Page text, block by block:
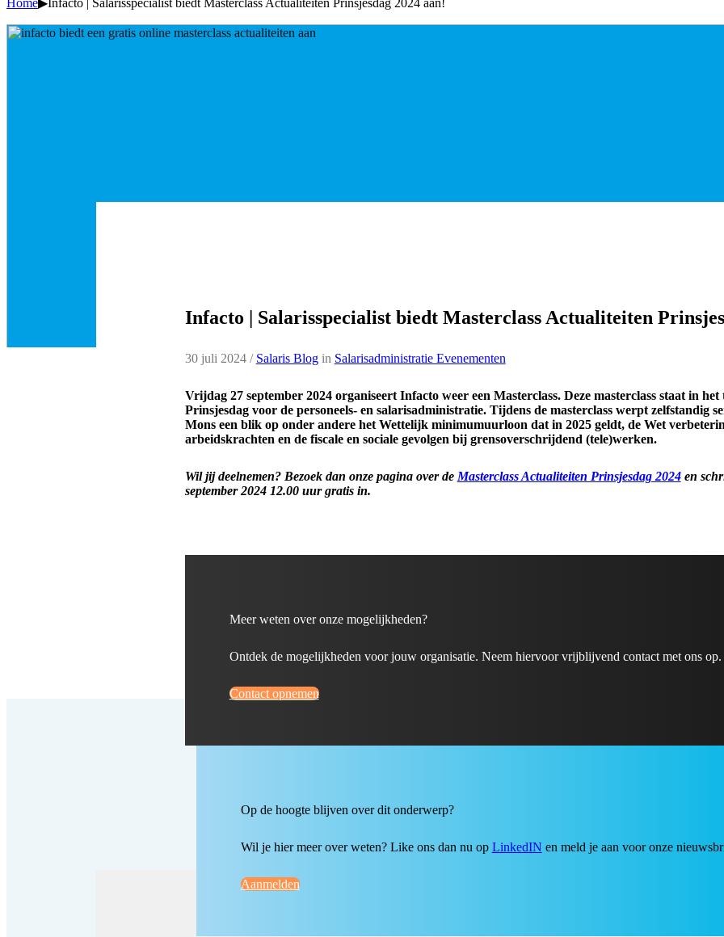
Home▶Infacto | Salarisspecialist biedt Masterclass Actualiteiten Prinsjesdag 2024 aan!
Infacto | Salarisspecialist biedt Masterclass Actualiteiten
30 juli 2024/ Salaris Blogin Salarisadministratie Evenementen
Vrijdag 27 september 2024 organiseert Infacto weer een Masterclass. Deze masterclass staat in
Prinsjesdag voor de personeels- en salarisadministratie. Tijdens de masterclass werpt zelfstandig
Mons een blik op onder andere het Wettelijk minimumuurloon dat in 2025 geldt, de Wet
arbeidskrachten en de fiscale en sociale gevolgen bij grensoverschrijdend (tele)werken.
Wil jij deelnemen? Bezoek dan onze pagina over de Masterclass Actualiteiten Prinsjesdag 2024en
september 2024 12.00 uur gratis in.
Meer weten over onze mogelijkheden?
Ontdek de mogelijkheden voor jouw organisatie. Neem hiervoor vrijblijvend contact met ons op.
Contact opnemen
Op de hoogte blijven over dit onderwerp?
Wil je hier meer over weten? Like ons dan nu op LinkedIN en meld je aan voor onze
Aanmelden